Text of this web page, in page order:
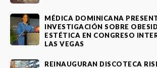
MÉDICA DOMINICANA
INVESTIGACIÓN SOBRE
ESTÉTICA EN CONGRESO
LAS VEGAS
REINAUGURAN DISCOTECA